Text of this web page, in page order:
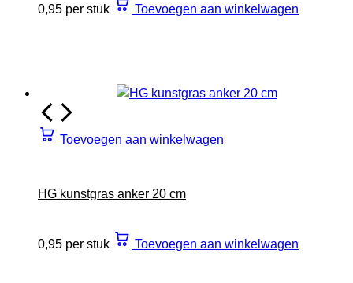
0,95 per stuk Toevoegen aan winkelwagen
Toevoegen aan winkelwagen
HG kunstgras anker 20 cm
0,95 per stuk Toevoegen aan winkelwagen